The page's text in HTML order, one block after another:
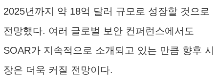
2025년까지 약 18억 달러 규모로 성장할 것으로
전망했다. 여러 글로벌 보안 컨퍼런스에서도
SOAR가 지속적으로 소개되고 있는 만큼 향후 시
장은 더욱 커질 전망이다.